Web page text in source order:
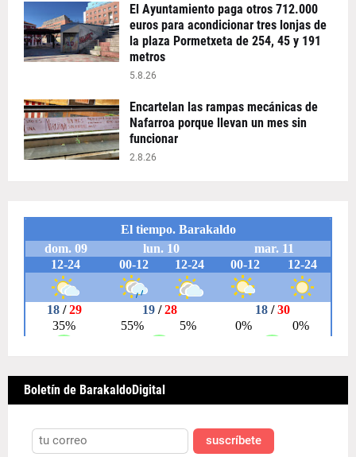
El Ayuntamiento paga otros 712.000
euros para acondicionar tres lonjas de
la plaza Pormetxeta de 254, 45 y 191
metros
5.8.26
Encartelan las rampas mecánicas de
Nafarroa porque llevan un mes sin
funcionar
2.8.26
Boletín de BarakaldoDigital
suscríbete